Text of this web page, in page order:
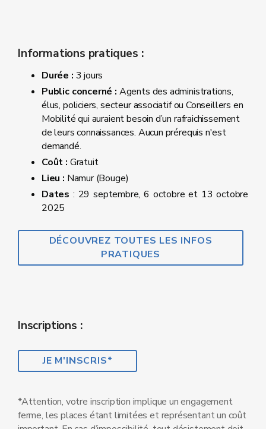
Informations pratiques :
Durée : 3 jours
Public concerné : Agents des administrations,
élus, policiers, secteur associatif ou Conseillers en
Mobilité qui auraient besoin d’un rafraichissement
de leurs connaissances. Aucun prérequis n'est
demandé.
Coût : Gratuit
Lieu : Namur (Bouge)
Dates : 29 septembre, 6 octobre et 13 octobre
2025
DÉCOUVREZ TOUTES LES INFOS
PRATIQUES
Inscriptions :
JE M'INSCRIS*
*Attention, votre inscription implique un engagement
ferme, les places étant limitées et représentant un coût